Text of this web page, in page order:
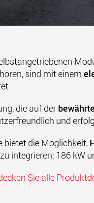
sind mit einem
die auf der
und
bietet die Möglichkeit,
zu integrieren: 186 kW
Sie alle